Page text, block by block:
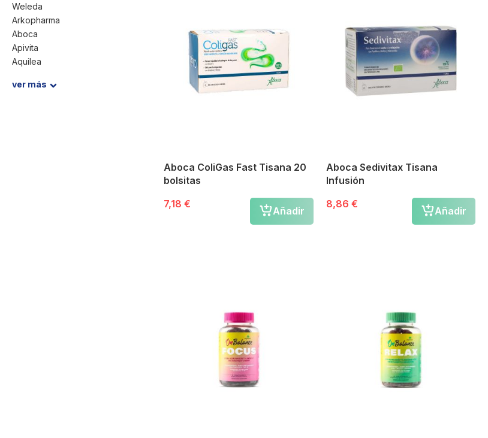
Aboca ColiGas Fast Tisana 20
bolsitas
7,18 €
Añadir
Aboca Sedivitax Tisana
Infusión
8,86 €
Añadir
Weleda
Arkopharma
Aboca
Apivita
Aquilea
Acofar
ver más